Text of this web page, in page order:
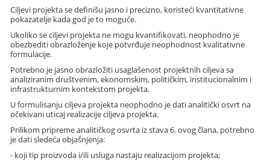
Ciljevi projekta se definišu jasno i precizno, koristeći kvantitativne
pokazatelje kada god je to moguće.
Ukoliko se ciljevi projekta ne mogu kvantifikovati, neophodno je
obezbediti obrazloženje koje potvrđuje neophodnost kvalitativne
formulacije.
Potrebno je jasno obrazložiti usaglašenost projektnih ciljeva sa
analiziranim društvenim, ekonomskim, političkim, institucionalnim i
infrastrukturnim kontekstom projekta.
U formulisanju ciljeva projekta neophodno je dati analitički osvrt na
očekivani uticaj realizacije ciljeva projekta.
Prilikom pripreme analitičkog osvrta iz stava 6. ovog člana, potrebno
je dati sledeća objašnjenja:
- koji tip proizvoda i/ili usluga nastaju realizacijom projekta;